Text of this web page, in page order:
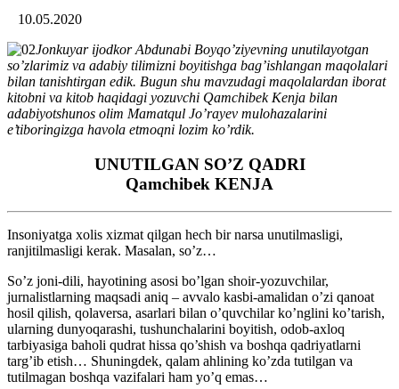
10.05.2020
Jonkuyar ijodkor Abdunabi Boyqo’ziyevning unutilayotgan
so’zlarimiz va adabiy tilimizni boyitishga bag’ishlangan maqolalari
bilan tanishtirgan edik. Bugun shu mavzudagi maqolalardan iborat
kitobni va kitob haqidagi yozuvchi Qamchibek Kenja bilan
adabiyotshunos olim Mamatqul Jo’rayev mulohazalarini
e’tiboringizga havola etmoqni lozim ko’rdik.
UNUTILGAN SO’Z QADRI
Qamchibek KENJA
Insoniyatga xolis xizmat qilgan hech bir narsa unutilmasligi,
ranjitilmasligi kerak. Masalan, so’z…
So’z joni-dili, hayotining asosi bo’lgan shoir-yozuvchilar,
jurnalistlarning maqsadi aniq – avvalo kasbi-amalidan o’zi qanoat
hosil qilish, qolaversa, asarlari bilan o’quvchilar ko’nglini ko’tarish,
ularning dunyoqarashi, tushunchalarini boyitish, odob-axloq
tarbiyasiga baholi qudrat hissa qo’shish va boshqa qadriyatlarni
targ’ib etish… Shuningdek, qalam ahlining ko’zda tutilgan va
tutilmagan boshqa vazifalari ham yo’q emas…